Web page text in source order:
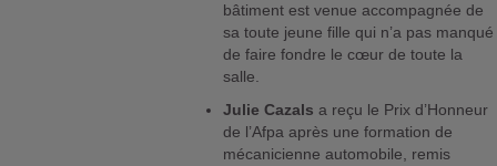
bâtiment est venue accompagnée de
sa toute jeune fille qui n’a pas manqué
de faire fondre le cœur de toute la
salle.
Julie Cazals a reçu le Prix d’Honneur
de l’Afpa après une formation de
mécanicienne automobile, remis